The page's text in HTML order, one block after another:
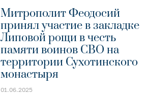
Митрополит Феодосий
принял участие в закладке
Липовой рощи в честь
памяти воинов СВО на
территории Сухотинского
монастыря
01.06.2025